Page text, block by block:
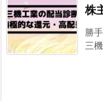
株
勝
三